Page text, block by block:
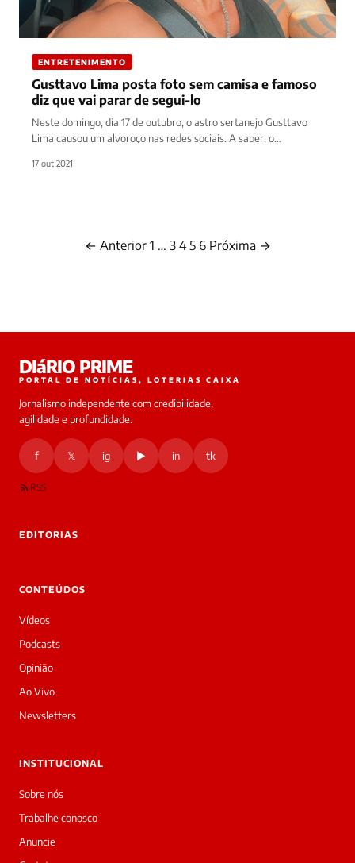
ENTRETENIMENTO
Gusttavo Lima posta foto sem camisa e famoso
diz que vai parar de segui-lo
Neste domingo, dia 17 de outubro, o astro sertanejo Gusttavo
Lima causou um alvoroço nas redes sociais. A saber, o…
17 out 2021
← Anterior 1 … 3 4 5 6 Próxima →
DIáRIO PRIME
PORTAL DE NOTÍCIAS, LOTERIAS CAIXA
Jornalismo independente com credibilidade,
agilidade e profundidade.
f 𝕏 ig ▶ in tk
RSS
EDITORIAS
CONTEÚDOS
Vídeos
Podcasts
Opinião
Ao Vivo
Newsletters
INSTITUCIONAL
Sobre nós
Trabalhe conosco
Anuncie